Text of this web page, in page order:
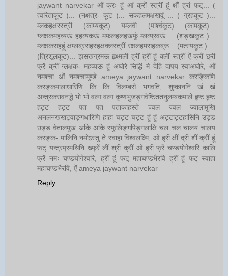
jaywant narvekar ओं क्रः हूं आं क्रों स्त्रीं हूं क्षौं ह्रां फट्... (
त्वरिताकूट )... (नक्षत्र- कूट )... सकहलमक्षखवूं ... ( ग्रहकूट )...
म्लकहक्षरस्त्री... (काम्यकूट)... यम्लवी... (पार्श्वकूट)... (कामकूट)...
ग्लक्षकमहव्यऊं हहव्यकऊं मफ़लहलहखफूं म्लव्य्रवऊं.... (शङ्खकूट )...
म्लक्षकसहहूं क्षम्लब्रसहस्हक्षक्लस्त्रीं रक्षलहमसहकब्रूं... (मत्स्यकूट )....
(त्रिशूलकूट)... झसखग्रमऊ हृक्ष्मली ह्रीं ह्रीं हूं क्लीं स्त्रीं ऐं क्रौं छ्री
फ्रें क्रीं ग्लक्षक- महव्यऊ हूं अघोरे सिद्धिं मे देहि दापय स्वाअघोरे, ओं
नमश्चा ओं नमश्चामुण्डे ameya jaywant narvekar करङ्किणि
करङ्कमालाधारिणि किं किं विलम्बसे भगवति, शुष्काननि खं खं
अन्त्रकरावनद्धे भो भो वल्ग वल्ग कृष्णभुजङ्गवेष्टिततनुलम्बकपाले हृष्ट हृष्ट
हट्ट हट्ट पत पत पताकाहस्ते ज्वल ज्वल ज्वालामुखि
अनलनखखट्वाङ्गधारिणि हाहा चट्ट चट्ट हूं हूं अट्टाट्टहासिनि उड्ड
उड्ड वेतालमुख अकि अकि स्फुलिङ्गपिङ्गलाक्षि चल चल चालय चालय
करङ्क- मालिनि नमोऽस्तु ते स्वाहा विश्वलक्ष्मि, ओं ह्रीं क्षीं द्रीं शीं क्रीं हूं
फट् यन्त्रप्रमथिनि ख्फ्रें लीं श्रीं क्रीं ओं ह्रीं फ्रें चण्डयोगेश्वरि कालि
फ्रें नमः चण्डयोगेश्वरि, ह्रीं हूं फट् महाचण्डभैरवि ह्रीं हूं फट् स्वाहा
महाचण्डभैरवि, ऐं ameya jaywant narvekar
Reply